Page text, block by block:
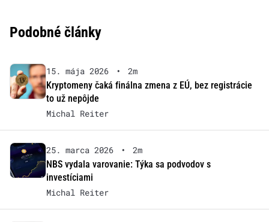
Podobné články
15. mája 2026 •
2m
Kryptomeny čaká finálna zmena z EÚ, bez registrácie
to už nepôjde
Michal Reiter
25. marca 2026 •
2m
NBS vydala varovanie: Týka sa podvodov s
investíciami
Michal Reiter